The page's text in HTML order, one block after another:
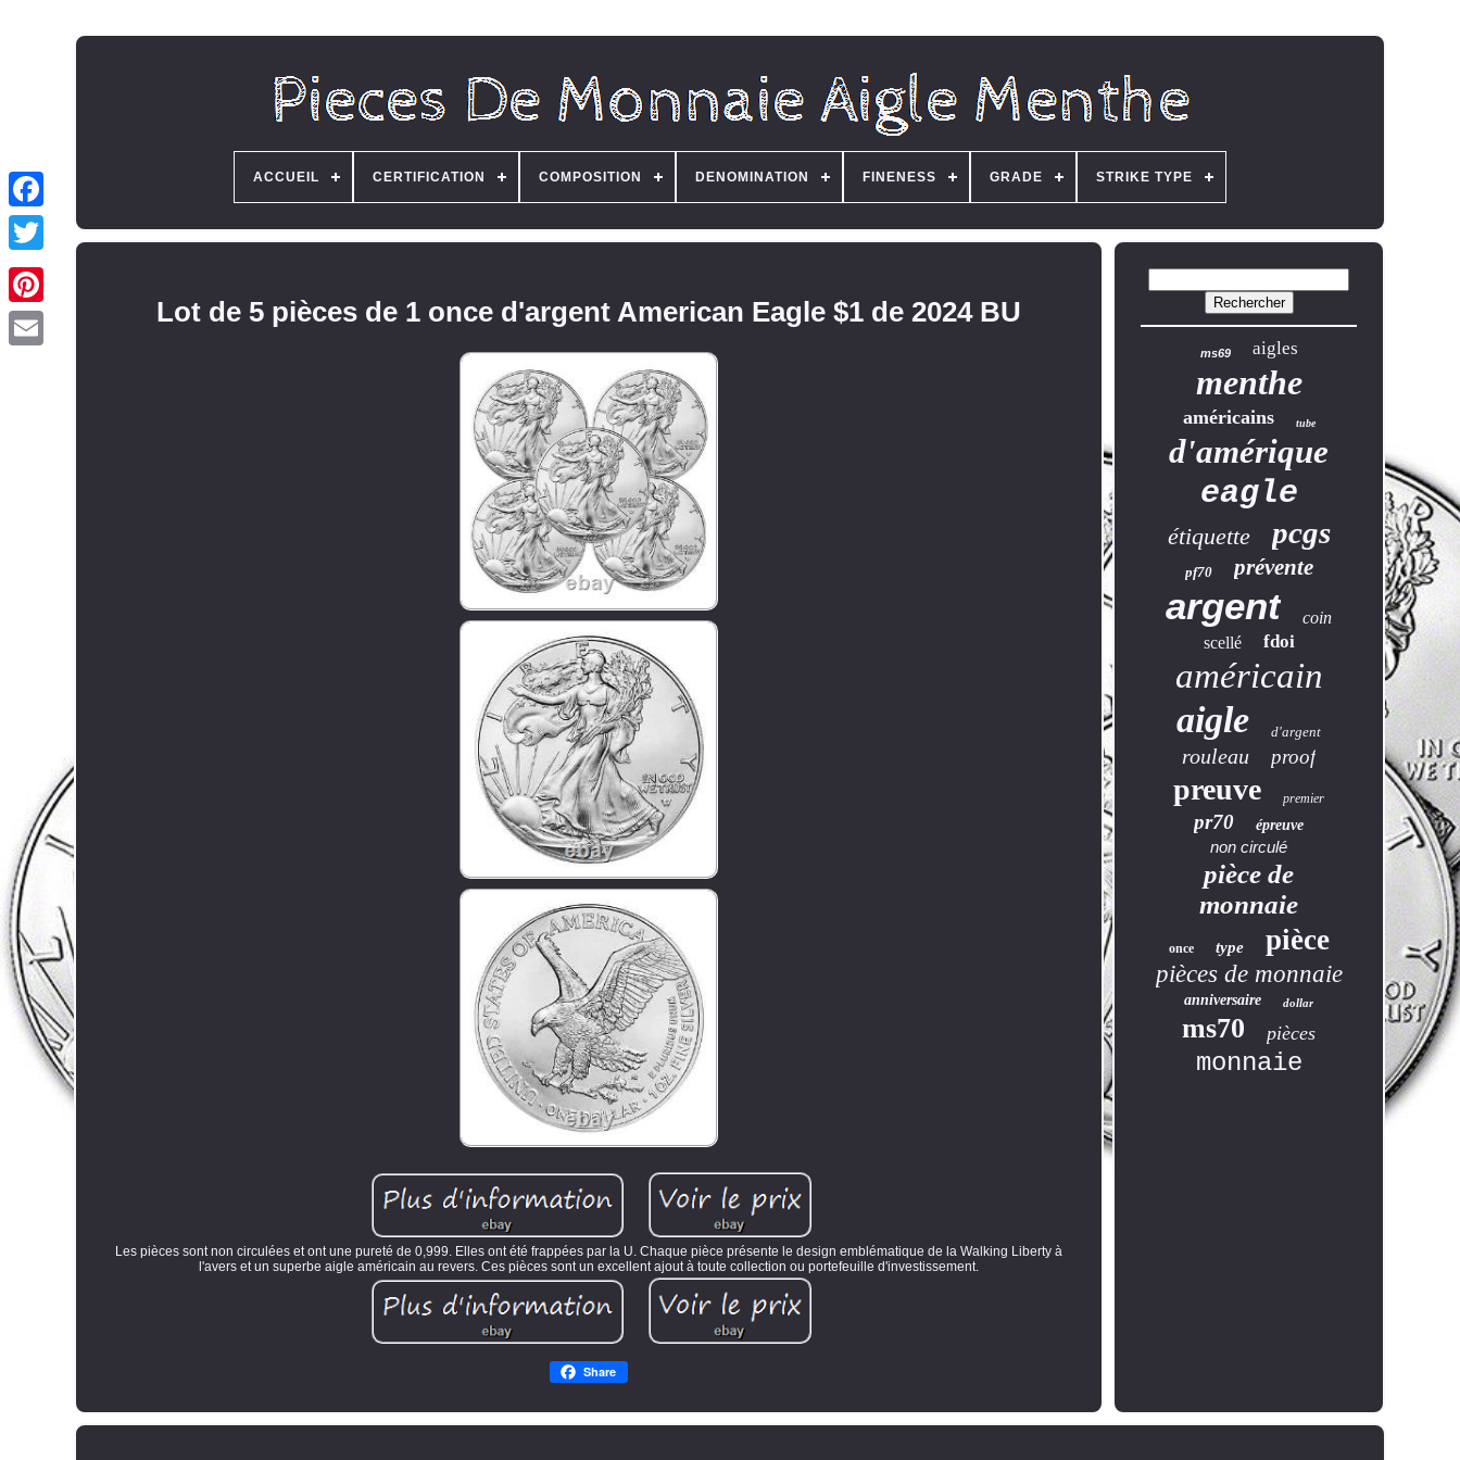
ACCUEIL CERTIFICATION COMPOSITION DENOMINATION FINENESS GRADE STRIKE TYPE
Lot de 5 pièces de 1 once d'argent American Eagle $1 de 2024 BU
Les pièces sont non circulées et ont une pureté de 0,999. Elles ont été frappées par la U. Chaque pièce présente le design emblématique de la Walking Liberty à
l'avers et un superbe aigle américain au revers. Ces pièces sont un excellent ajout à toute collection ou portefeuille d'investissement.
Share
ms69 aigles
menthe
américains tube
d'amérique
eagle
étiquette pcgs
pf70 prévente
argent
coin
scellé
fdoi
américain
aigle d'argent
rouleau proof
preuve premier
pr70 épreuve
non circulé
pièce de
monnaie
once type pièce
pièces de monnaie
anniversaire dollar
ms70 pièces
monnaie